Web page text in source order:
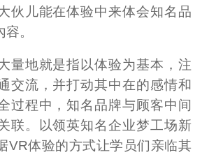
伙儿能在体验中来体会知名品
。
量地就是指以体验为基本，注
交流，并打动其中在的感情和
过程中，知名品牌与顾客中间
联。以领英知名企业梦工场新
VR体验的方式让学员们亲临其